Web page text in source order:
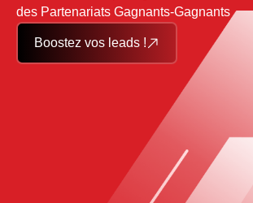
des Partenariats Gagnants-Gagnants
Boostez vos leads !